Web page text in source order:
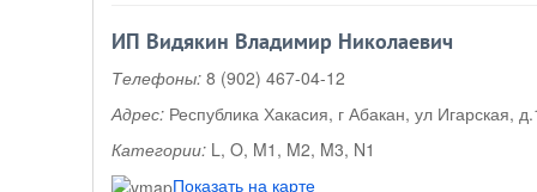
ИП Видякин Владимир Николаевич
Телефоны: 8 (902) 467-04-12
Адрес: Республика Хакасия, г Абакан, ул Игарская,
Категории: L, O, M1, M2, M3, N1
Показать на карте